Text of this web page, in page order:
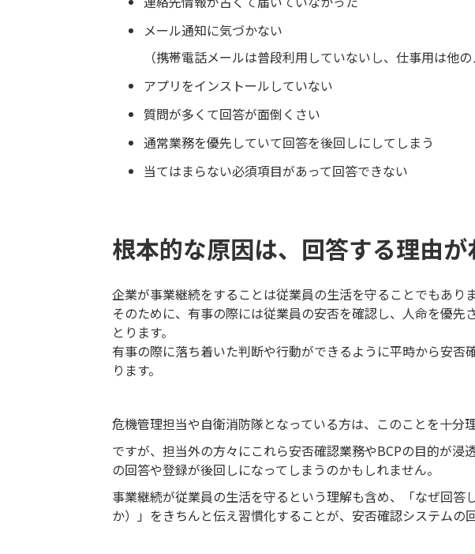
メール通知に気づかない
（携帯電話メールは普段利用していないし、仕事用は他
アプリをインストールしていない
質問が多くて回答が面倒くさい
通常業務を優先していて回答を後回しにしてしまう
当てはまらない必須項目があって回答できない
根本的な原因は、回答する理由が
企業が事業継続をすることは従業員の生活を守ることでもありま
そのために、有事の際には従業員の安否を確認し、人命を優先
とります。
有事の際に落ち着いた判断や行動ができるように平時から安否
ります。
危機管理担当や自衛消防隊となっている方は、このことを十分
ですが、担当外の方々にこれら安否確認業務やBCPの目的が浸
の回答や登録が後回しになってしまうのかもしれません。
事業継続が従業員の生活を守るという理解も含め、「なぜ回答
か）」をきちんと伝え習慣化することが、安否確認システムの